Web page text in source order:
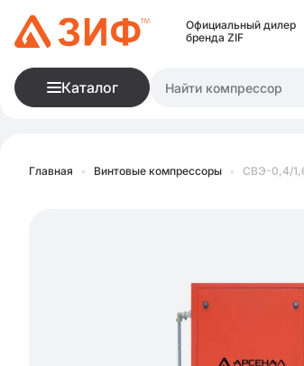
Официальный дилер
бренда ZIF
Каталог
Главная • Винтовые компрессоры • СВЭ-0,4/